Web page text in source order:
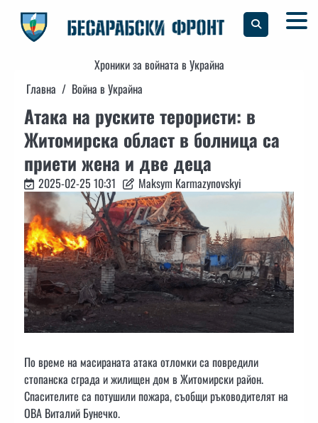
content
Хроники за войната в Украйна
Главна
Война в Украйна
Атака на руските терористи: в
Житомирска област в болница са
приети жена и две деца
2025-02-25 10:31 Maksym Karmazynovskyi
По време на масираната атака отломки са повредили
стопанска сграда и жилищен дом в Житомирски район.
Спасителите са потушили пожара, съобщи ръководителят на
ОВА Виталий Бунечко.